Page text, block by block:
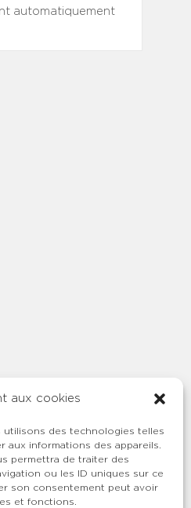
aux cookies
utilisons des technologies telles
informations des appareils.
permettra de traiter des
ou les ID uniques sur ce
son consentement peut avoir
et fonctions.
automatiquement